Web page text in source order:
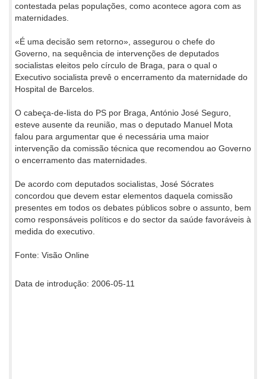
contestada pelas populações, como acontece agora com as
maternidades.
«É uma decisão sem retorno», assegurou o chefe do
Governo, na sequência de intervenções de deputados
socialistas eleitos pelo círculo de Braga, para o qual o
Executivo socialista prevê o encerramento da maternidade do
Hospital de Barcelos.
O cabeça-de-lista do PS por Braga, António José Seguro,
esteve ausente da reunião, mas o deputado Manuel Mota
falou para argumentar que é necessária uma maior
intervenção da comissão técnica que recomendou ao Governo
o encerramento das maternidades.
De acordo com deputados socialistas, José Sócrates
concordou que devem estar elementos daquela comissão
presentes em todos os debates públicos sobre o assunto, bem
como responsáveis políticos e do sector da saúde favoráveis à
medida do executivo.
Fonte: Visão Online
Data de introdução: 2006-05-11